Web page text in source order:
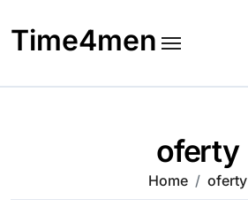
to
content
Time4men
oferty
Home oferty